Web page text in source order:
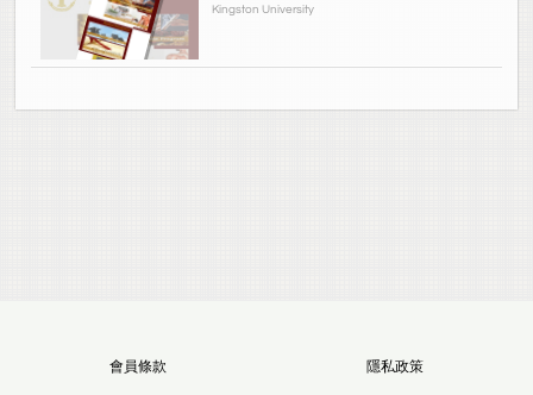
Kingston University
會員條款 隱私政策